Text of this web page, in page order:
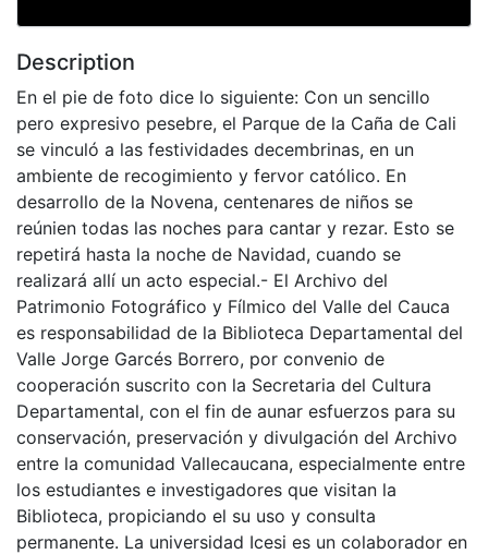
Description
En el pie de foto dice lo siguiente: Con un sencillo
pero expresivo pesebre, el Parque de la Caña de Cali
se vinculó a las festividades decembrinas, en un
ambiente de recogimiento y fervor católico. En
desarrollo de la Novena, centenares de niños se
reúnien todas las noches para cantar y rezar. Esto se
repetirá hasta la noche de Navidad, cuando se
realizará allí un acto especial.- El Archivo del
Patrimonio Fotográfico y Fílmico del Valle del Cauca
es responsabilidad de la Biblioteca Departamental del
Valle Jorge Garcés Borrero, por convenio de
cooperación suscrito con la Secretaria del Cultura
Departamental, con el fin de aunar esfuerzos para su
conservación, preservación y divulgación del Archivo
entre la comunidad Vallecaucana, especialmente entre
los estudiantes e investigadores que visitan la
Biblioteca, propiciando el su uso y consulta
permanente. La universidad Icesi es un colaborador en